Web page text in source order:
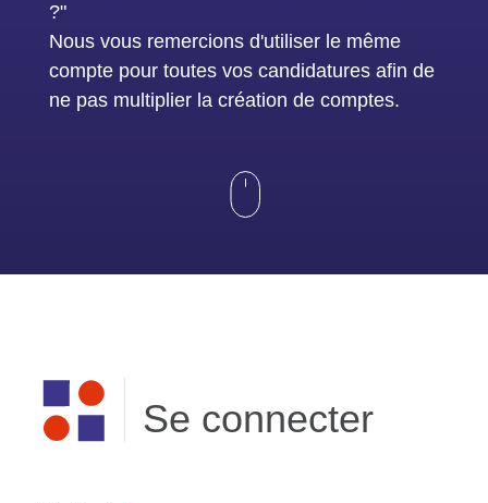
?"
Nous vous remercions d'utiliser le même
compte pour toutes vos candidatures afin de
ne pas multiplier la création de comptes.
Se connecter